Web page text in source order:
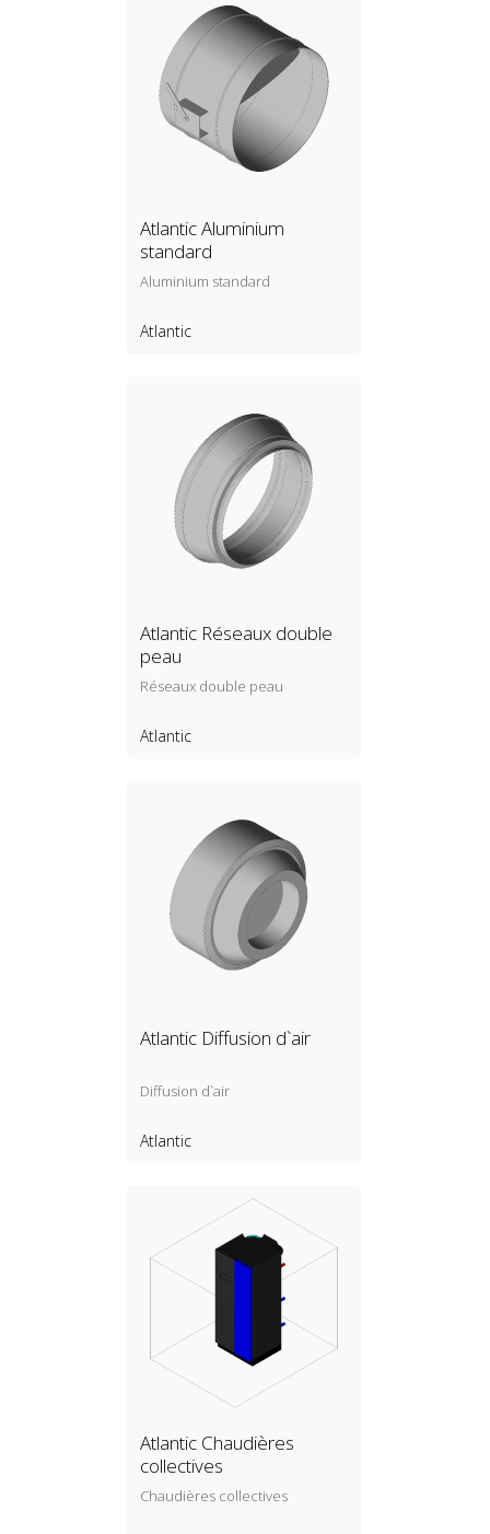
Atlantic Aluminium
standard
Aluminium standard
Atlantic
Atlantic Réseaux double
peau
Réseaux double peau
Atlantic
Atlantic Diffusion d`air
Diffusion d`air
Atlantic
Atlantic Chaudières
collectives
Chaudières collectives